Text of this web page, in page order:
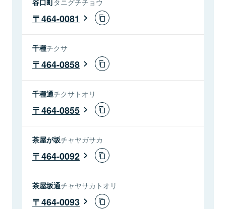
464-0081
千種チクサ
464-0858
千種通チクサトオリ
464-0855
茶屋が坂チャヤガサカ
464-0092
茶屋坂通チャヤサカトオリ
464-0093